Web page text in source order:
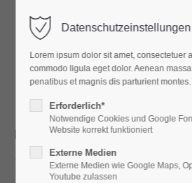
Login
Benutzername
Passwort
PROJEKT DETAILS
Planung
Datenschutzeinstellungen
Lorem ipsum dolor sit amet, consectetuer
commodo ligula eget dolor. Aenean
penatibus et magnis dis parturient montes.
Erforderlich*
Notwendige Cookies und Google
Website korrekt funktioniert
Externe Medien
Externe Medien wie Google Maps,
Youtube zulassen